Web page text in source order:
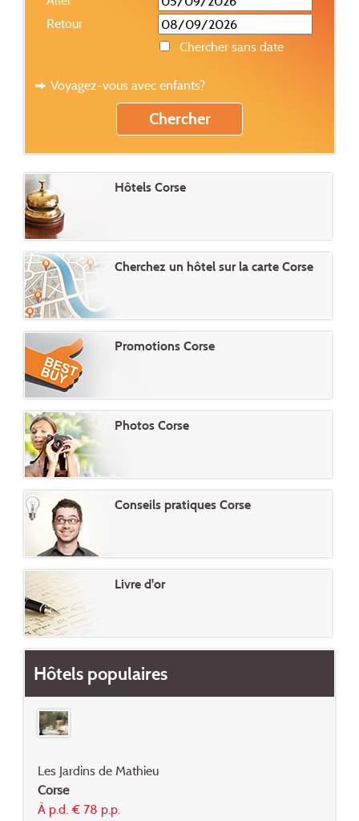
Retour
Chercher sans date
Voyagez-vous avec enfants?
Hôtels Corse
Cherchez un hôtel sur la carte Corse
Promotions Corse
Photos Corse
Conseils pratiques Corse
Livre d'or
Hôtels populaires
Les Jardins de Mathieu
Corse
À p.d. € 78 p.p.